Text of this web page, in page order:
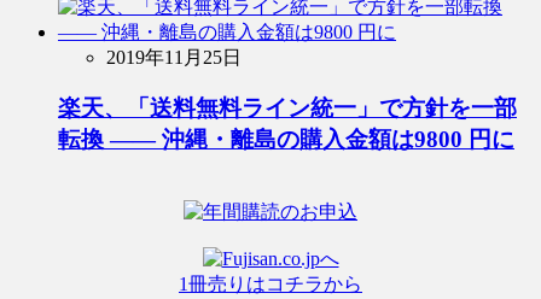
2019年11月25日
楽天、「送料無料ライン統一」で方針を一部
転換 ―― 沖縄・離島の購入金額は9800 円に
1冊売りはコチラから